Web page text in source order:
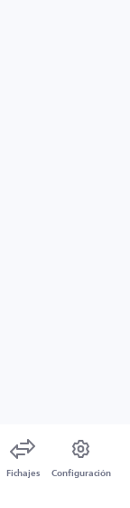
Fichajes Configuración